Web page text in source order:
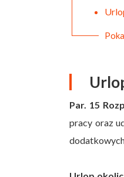
Par. 15
pracy oraz